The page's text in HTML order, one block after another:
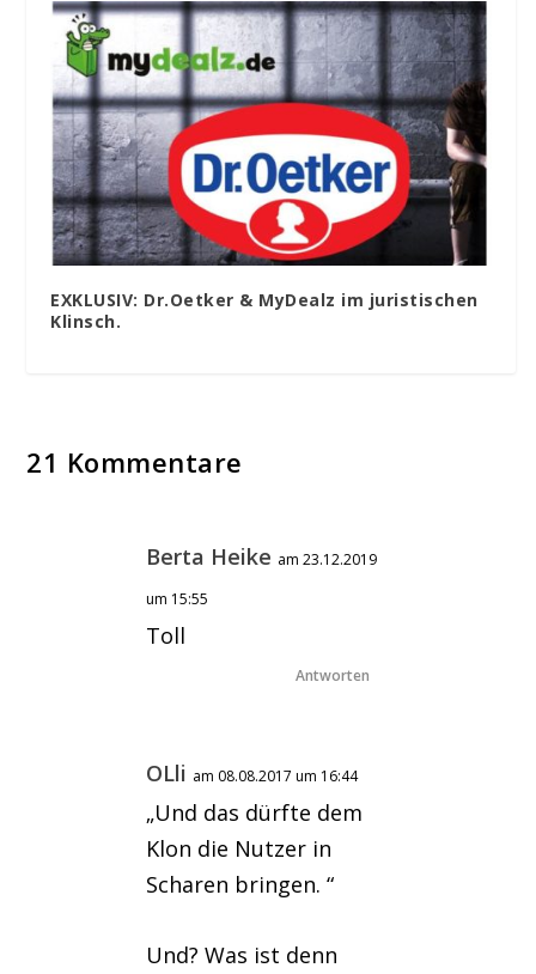
EXKLUSIV: Dr.Oetker & MyDealz im juristischen
Klinsch.
21 Kommentare
Berta Heike am 23.12.2019
um 15:55
Toll
Antworten
OLli am 08.08.2017 um 16:44
„Und das dürfte dem
Klon die Nutzer in
Scharen bringen. “
Und? Was ist denn